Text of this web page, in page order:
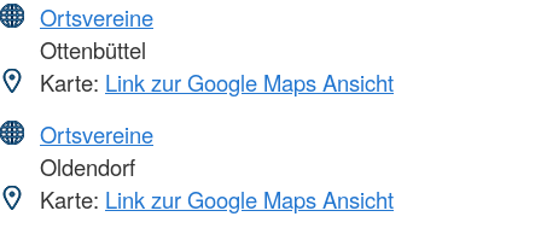
Ortsvereine
Ottenbüttel
Karte: Link zur Google Maps Ansicht
Ortsvereine
Oldendorf
Karte: Link zur Google Maps Ansicht